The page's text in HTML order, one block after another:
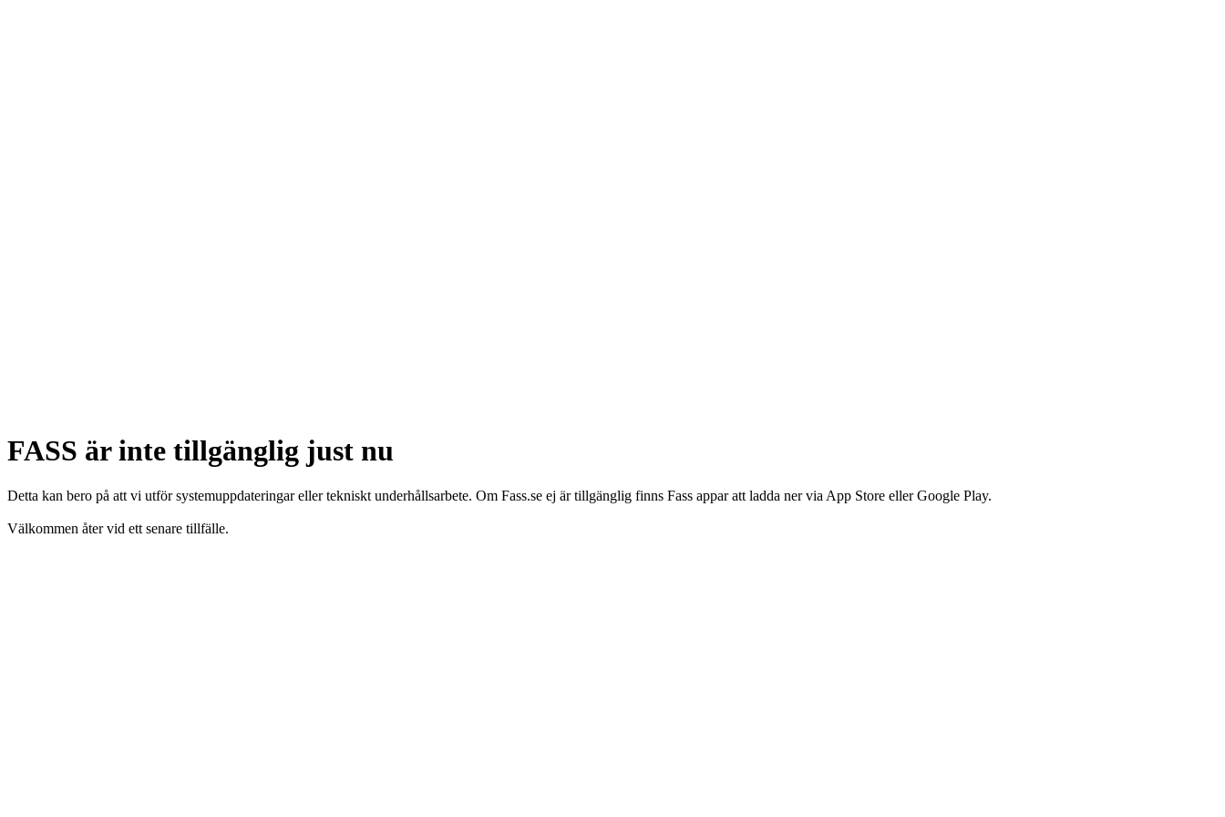
FASS är inte tillgänglig just nu
Detta kan bero på att vi utför systemuppdateringar eller tekniskt underhållsarbete. Om Fass.se ej är tillgänglig finns Fass appar att ladda ner via App Store eller Google Play.
Välkommen åter vid ett senare tillfälle.